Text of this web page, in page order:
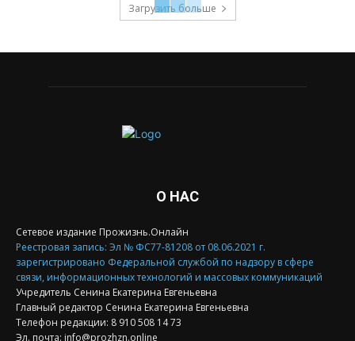
Загрузить больше
О НАС
Сетевое издание Прожизнь.Онлайн
Реестровая запись: Эл № ФС77-81208 от 08.06.2021 г.
зарегистрировано Федеральной службой по надзору в сфере
связи, информационных технологий и массовых коммуникаций
Учредитель Сенина Екатерина Евгеньевна
Главный редактор Сенина Екатерина Евгеньевна
Телефон редакции: 8 910 508 14 73
Эл. почта: info@prozhzn.online